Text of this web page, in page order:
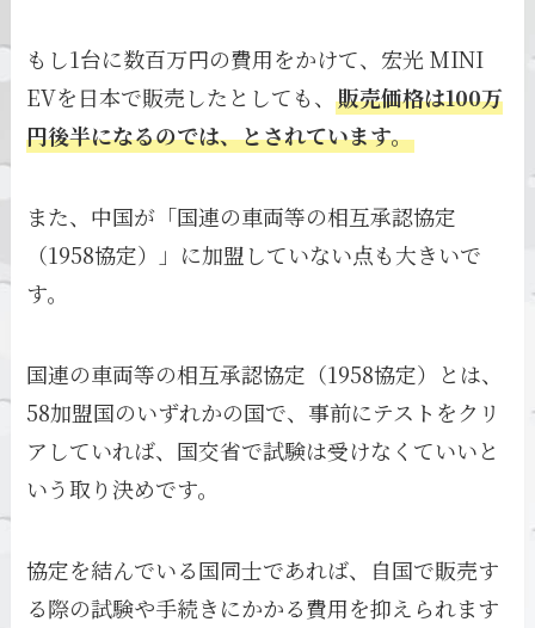
もし1台に数百万円の費用をかけて、宏光 MINI
EVを日本で販売したとしても、販売価格は100万
円後半になるのでは、とされています。
また、中国が「国連の車両等の相互承認協定
（1958協定）」に加盟していない点も大きいで
す。
国連の車両等の相互承認協定（1958協定）とは、
58加盟国のいずれかの国で、事前にテストをクリ
アしていれば、国交省で試験は受けなくていいと
いう取り決めです。
協定を結んでいる国同士であれば、自国で販売す
る際の試験や手続きにかかる費用を抑えられます